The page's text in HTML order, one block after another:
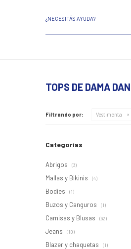
¿NECESITÁS AYUDA?
TOPS DE DAMA
Filtrando por: Vestimenta
Categorías
Abrigos (3)
Mallas y Bikinis (4)
Bodies (1)
Buzos y Canguros (1)
Camisas y Blusas (62)
Jeans (10)
Blazer y chaquetas (1)